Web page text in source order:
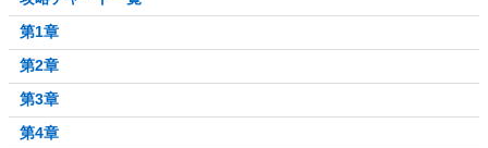
第1章
第2章
第3章
第4章